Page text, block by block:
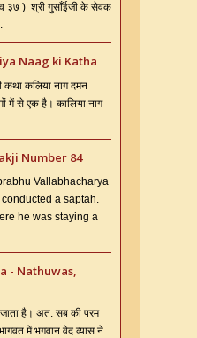
३७ ) श्री गुसाँईजी के सेवक
Naag ki Katha
कथा कलिया नाग दमन
में से एक है। कालिया नाग
Number 84
Vallabhacharya
a saptah.
he was staying a
- Nathuwas,
जाता है। अत: सब की परम
में भगवान वेद व्यास ने